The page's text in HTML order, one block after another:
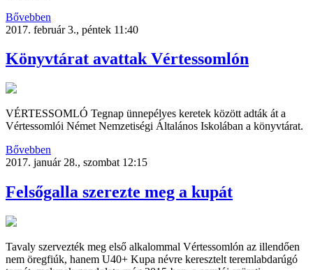
Bővebben
2017. február 3., péntek 11:40
Könyvtárat avattak Vértessomlón
VÉRTESSOMLÓ Tegnap ünnepélyes keretek között adták át a
Vértessomlói Német Nemzetiségi Általános Iskolában a könyvtárat.
Bővebben
2017. január 28., szombat 12:15
Felsőgalla szerezte meg a kupát
Tavaly szervezték meg első alkalommal Vértessomlón az illendően
nem öregfiúk, hanem U40+ Kupa névre keresztelt teremlabdarúgó